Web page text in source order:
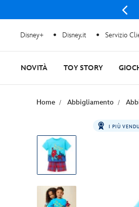
Disney+ Disney.it Servizio
NOVITÀ TOY STORY
Home Abbigliamento
I PIÙ